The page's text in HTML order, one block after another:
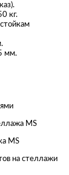
кг.
мм.
MS
MS
на стеллажи